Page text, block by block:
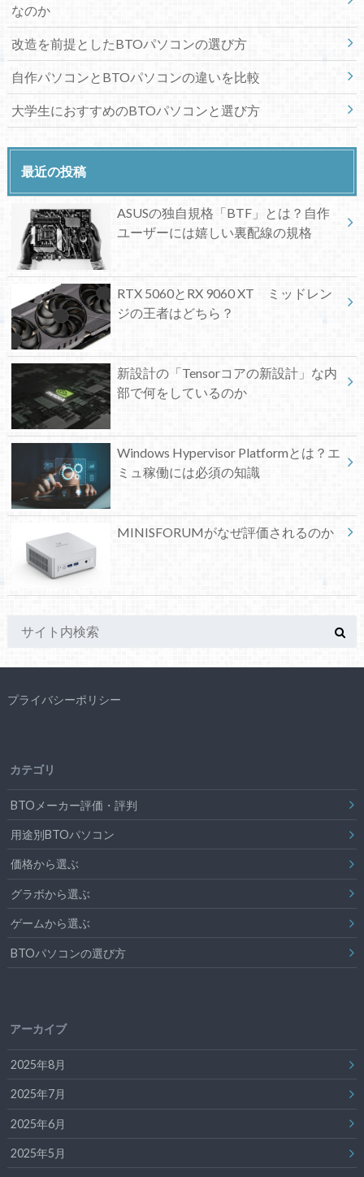
なのか
改造を前提としたBTOパソコンの選び方
自作パソコンとBTOパソコンの違いを比較
大学生におすすめのBTOパソコンと選び方
最近の投稿
ASUSの独自規格「BTF」とは？自作
ユーザーには嬉しい裏配線の規格
RTX 5060とRX 9060 XT ミッドレン
ジの王者はどちら？
新設計の「Tensorコアの新設計」な内
部で何をしているのか
Windows Hypervisor Platformとは？エ
ミュ稼働には必須の知識
MINISFORUMがなぜ評価されるのか
プライバシーポリシー
カテゴリ
BTOメーカー評価・評判
用途別BTOパソコン
価格から選ぶ
グラボから選ぶ
ゲームから選ぶ
BTOパソコンの選び方
アーカイブ
2025年8月
2025年7月
2025年6月
2025年5月